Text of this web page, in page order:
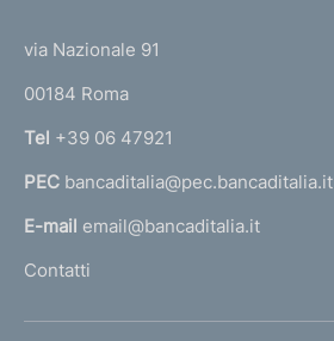
e
n
t
o
r
n
a
l
'
via Nazionale 91
00184 Roma
Tel +39 06 47921
PEC bancaditalia@pec.bancaditalia.it
E-mail email@bancaditalia.it
Contatti